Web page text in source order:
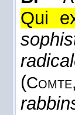
Qui
(Comte,